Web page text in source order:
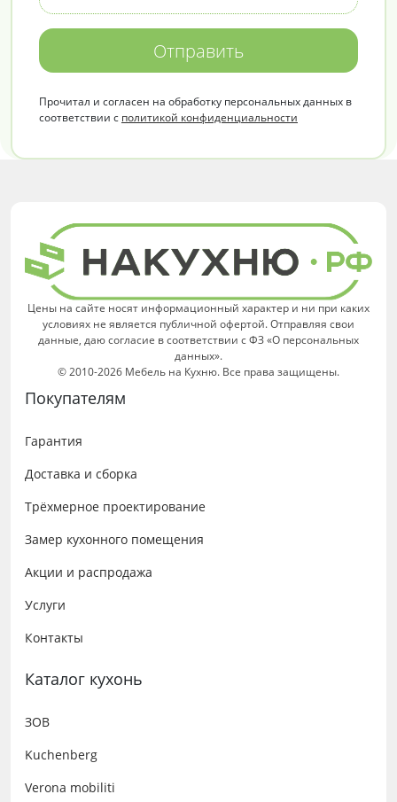
Отправить
Прочитал и согласен на обработку персональных данных в
соответствии с политикой конфиденциальности
Цены на сайте носят информационный характер и ни при каких
условиях не является публичной офертой. Отправляя свои
данные, даю согласие в соответствии с ФЗ «О персональных
данных».
© 2010-2026 Мебель на Кухню. Все права защищены.
Покупателям
Гарантия
Доставка и сборка
Трёхмерное проектирование
Замер кухонного помещения
Акции и распродажа
Услуги
Контакты
Каталог кухонь
ЗОВ
Kuchenberg
Verona mobiliti